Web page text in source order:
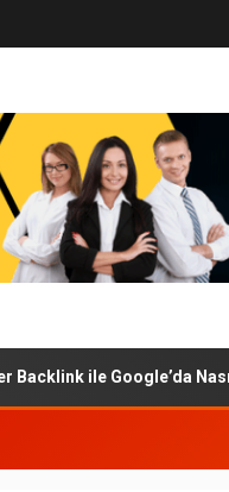
ile Google’da Nasıl